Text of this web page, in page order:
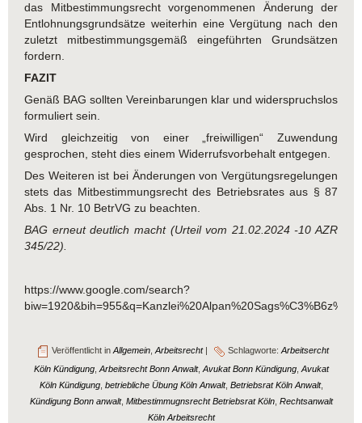
das Mitbestimmungsrecht vorgenommenen Änderung der
Entlohnungsgrundsätze weiterhin eine Vergütung nach den
zuletzt mitbestimmungsgemäß eingeführten Grundsätzen
fordern.
FAZIT
Genäß BAG sollten Vereinbarungen klar und widerspruchslos
formuliert sein.
Wird gleichzeitig von einer „freiwilligen“ Zuwendung
gesprochen, steht dies einem Widerrufsvorbehalt entgegen.
Des Weiteren ist bei Änderungen von Vergütungsregelungen
stets das Mitbestimmungsrecht des Betriebsrates aus § 87
Abs. 1 Nr. 10 BetrVG zu beachten.
BAG erneut deutlich macht (Urteil vom 21.02.2024 -10 AZR
345/22).
https://www.google.com/search?
Veröffentlicht inAllgemein,Arbeitsrecht| Schlagworte:Arbeitsercht
Köln Kündigung, Arbeitsrecht Bonn Anwalt, Avukat Bonn Kündigung, Avukat
Köln Kündigung, betriebliche Übung Köln Anwalt, Betriebsrat Köln Anwalt,
Kündigung Bonn anwalt, Mitbestimmugnsrecht Betriebsrat Köln, Rechtsanwalt
Köln Arbeitsrecht